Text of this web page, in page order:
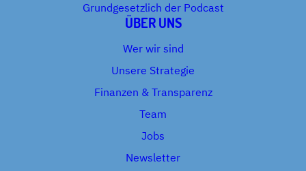
Grundgesetzlich der Podcast
ÜBER UNS
Wer wir sind
Unsere Strategie
Finanzen & Transparenz
Team
Jobs
Newsletter